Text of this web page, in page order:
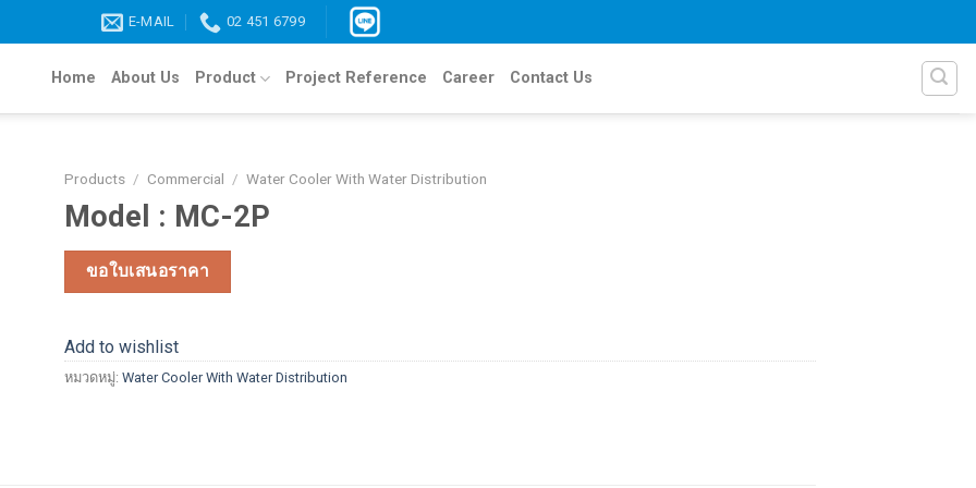
E-MAIL 02 451 6799
Home About Us Product Project Reference Career Contact Us
Products / Commercial / Water Cooler With Water Distribution
Model : MC-2P
ขอใบเสนอราคา
Add to wishlist
หมวดหมู่: Water Cooler With Water Distribution